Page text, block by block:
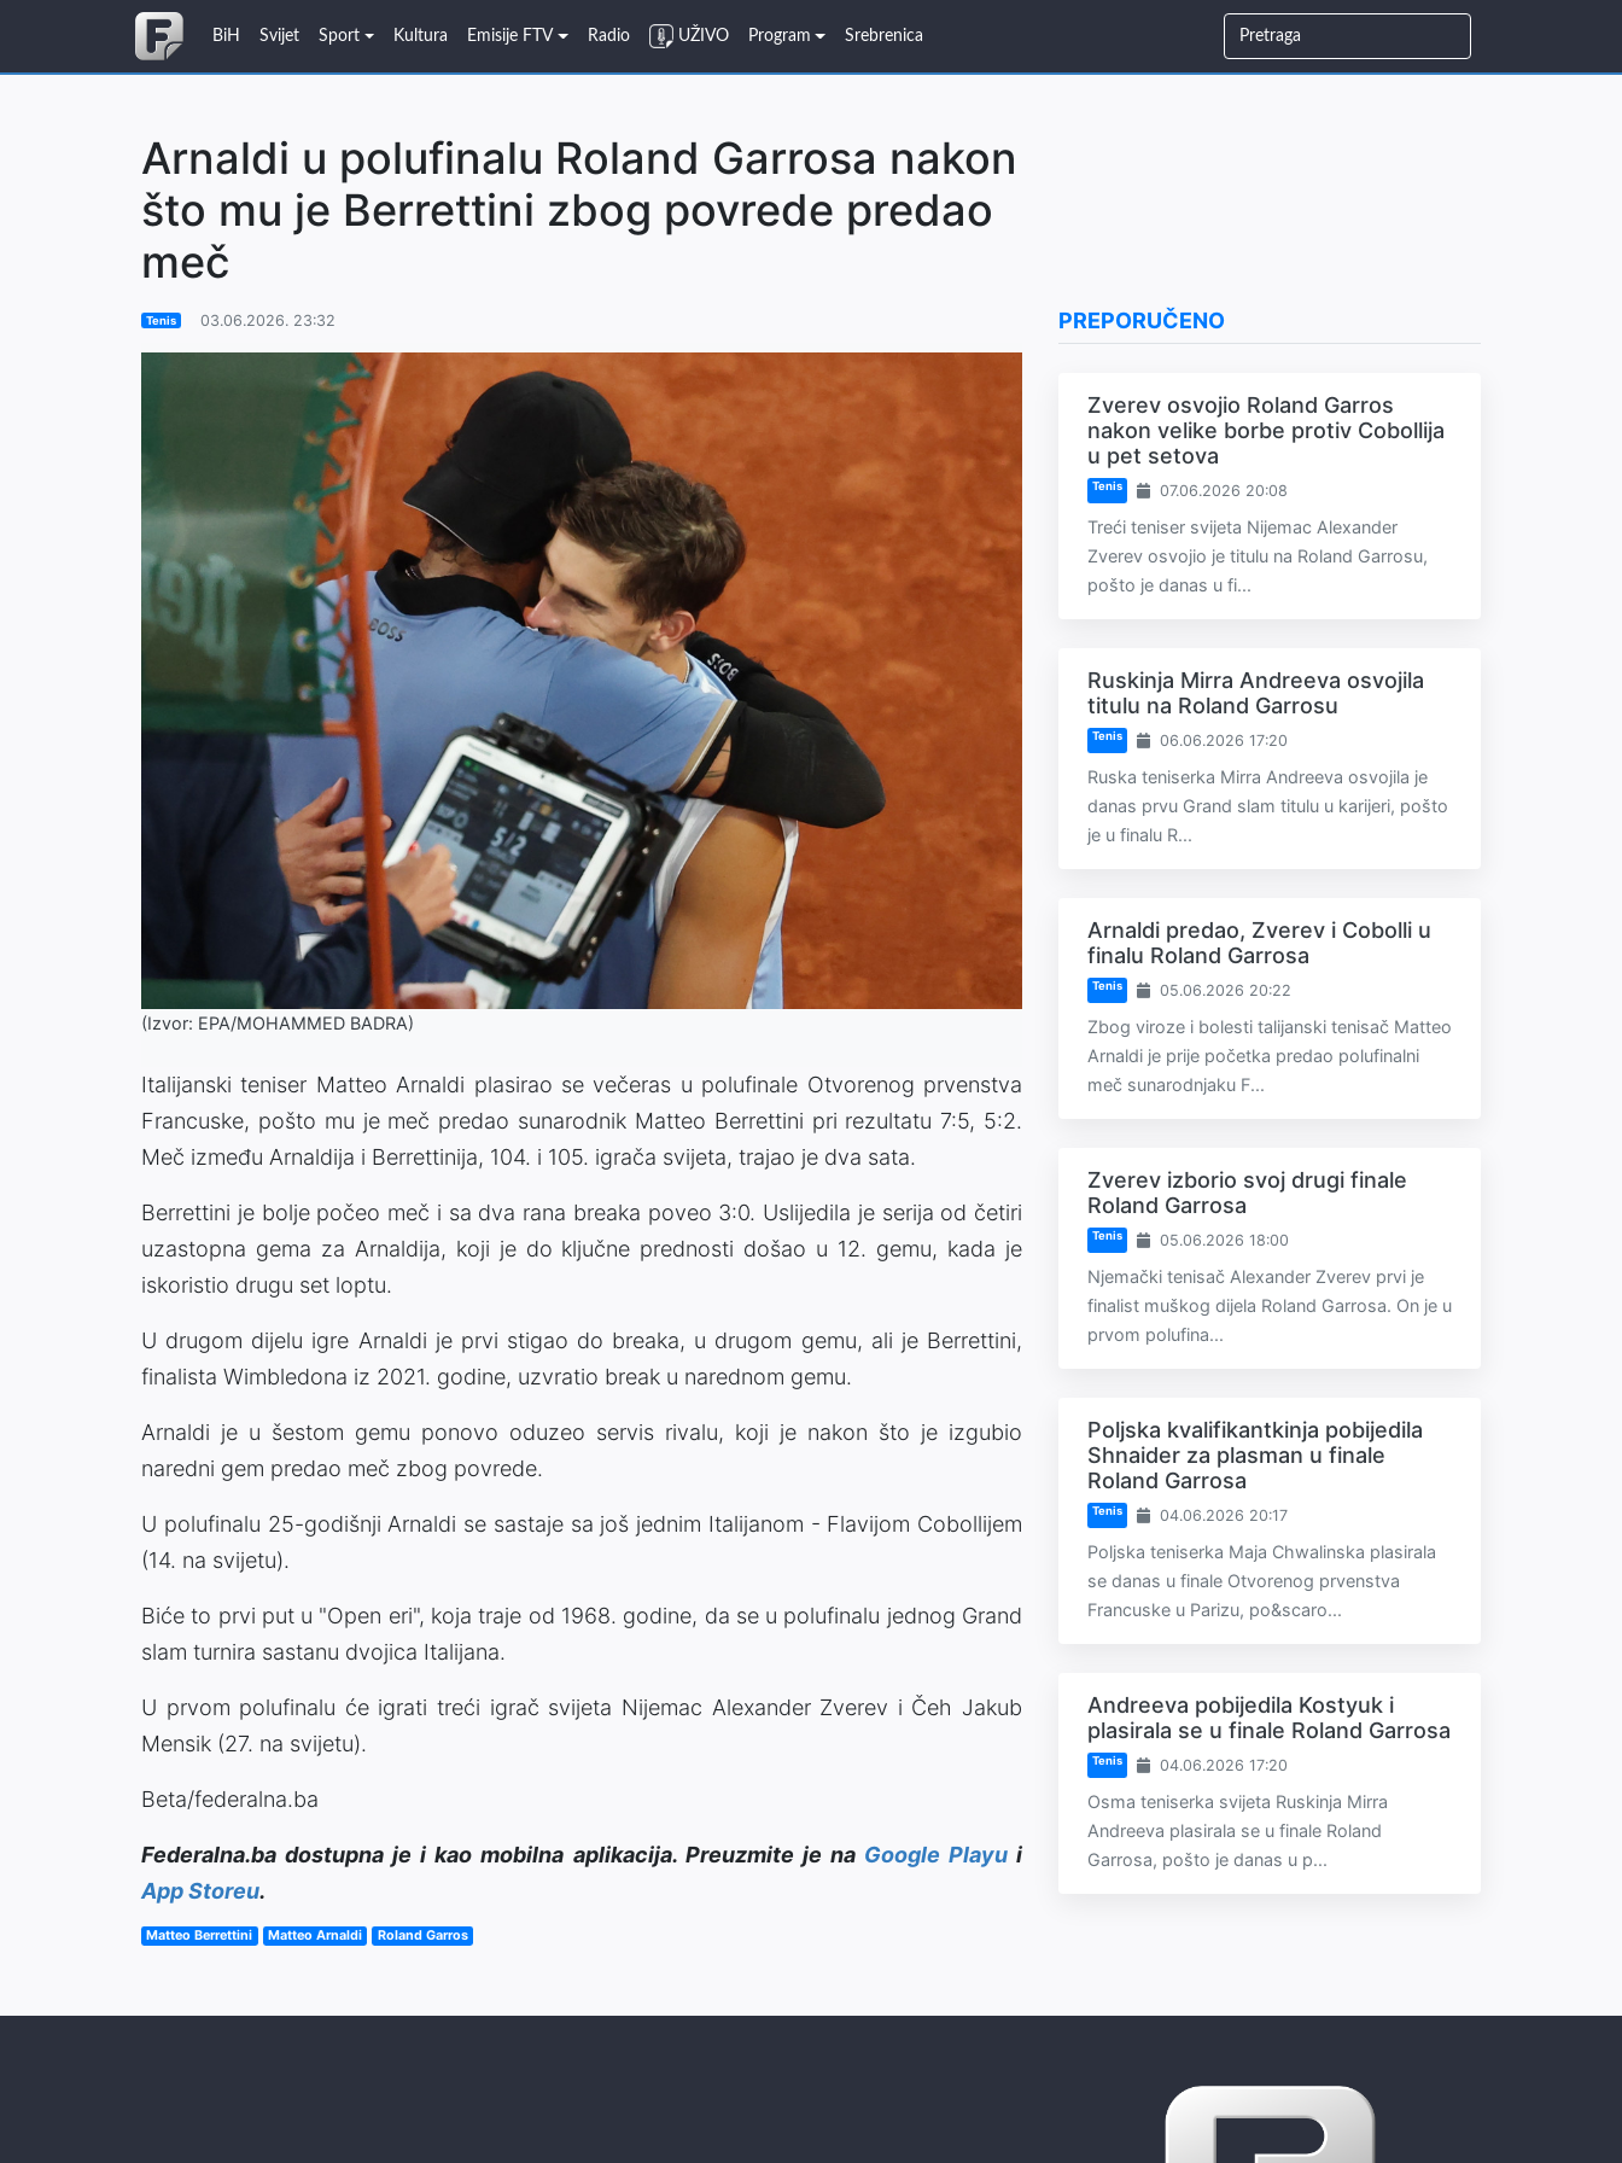
BiH Svijet Sport Kultura Emisije FTV Radio UŽIVO Program Srebrenica
Arnaldi u polufinalu Roland Garrosa nakon
što mu je Berrettini zbog povrede predao
meč
Tenis 03.06.2026. 23:32
(Izvor: EPA/MOHAMMED BADRA)
Italijanski teniser Matteo Arnaldi plasirao se večeras u polufinale Otvorenog prvenstva
Francuske, pošto mu je meč predao sunarodnik Matteo Berrettini pri rezultatu 7:5, 5:2.
Meč između Arnaldija i Berrettinija, 104. i 105. igrača svijeta, trajao je dva sata.
Berrettini je bolje počeo meč i sa dva rana breaka poveo 3:0. Uslijedila je serija od četiri
uzastopna gema za Arnaldija, koji je do ključne prednosti došao u 12. gemu, kada je
iskoristio drugu set loptu.
U drugom dijelu igre Arnaldi je prvi stigao do breaka, u drugom gemu, ali je Berrettini,
finalista Wimbledona iz 2021. godine, uzvratio break u narednom gemu.
Arnaldi je u šestom gemu ponovo oduzeo servis rivalu, koji je nakon što je izgubio
naredni gem predao meč zbog povrede.
U polufinalu 25-godišnji Arnaldi se sastaje sa još jednim Italijanom - Flavijom Cobollijem
(14. na svijetu).
Biće to prvi put u "Open eri", koja traje od 1968. godine, da se u polufinalu jednog Grand
slam turnira sastanu dvojica Italijana.
U prvom polufinalu će igrati treći igrač svijeta Nijemac Alexander Zverev i Čeh Jakub
Mensik (27. na svijetu).
Beta/federalna.ba
Federalna.ba dostupna je i kao mobilna aplikacija. Preuzmite je na Google Playui
App Storeu.
Matteo Berrettini Matteo Arnaldi Roland Garros
PREPORUČENO
Zverev osvojio Roland Garros
nakon velike borbe protiv Cobollija
u pet setova
Tenis 07.06.2026 20:08
Treći teniser svijeta Nijemac Alexander
Zverev osvojio je titulu na Roland Garrosu,
pošto je danas u fi...
Ruskinja Mirra Andreeva osvojila
titulu na Roland Garrosu
Tenis 06.06.2026 17:20
Ruska teniserka Mirra Andreeva osvojila je
danas prvu Grand slam titulu u karijeri, pošto
je u finalu R...
Arnaldi predao, Zverev i Cobolli u
finalu Roland Garrosa
Tenis 05.06.2026 20:22
Zbog viroze i bolesti talijanski tenisač Matteo
Arnaldi je prije početka predao polufinalni
meč sunarodnjaku F...
Zverev izborio svoj drugi finale
Roland Garrosa
Tenis 05.06.2026 18:00
Njemački tenisač Alexander Zverev prvi je
finalist muškog dijela Roland Garrosa. On je u
prvom polufina...
Poljska kvalifikantkinja pobijedila
Shnaider za plasman u finale
Roland Garrosa
Tenis 04.06.2026 20:17
Poljska teniserka Maja Chwalinska plasirala
se danas u finale Otvorenog prvenstva
Francuske u Parizu, po&scaro...
Andreeva pobijedila Kostyuk i
plasirala se u finale Roland Garrosa
Tenis 04.06.2026 17:20
Osma teniserka svijeta Ruskinja Mirra
Andreeva plasirala se u finale Roland
Garrosa, pošto je danas u p...